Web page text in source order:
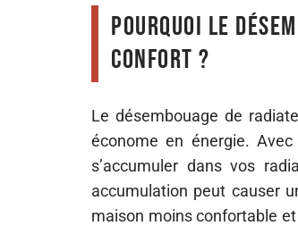
Pourquoi le
confort ?
Le désembouage de
économe en énergie.
s’accumuler dans vos
accumulation peut causer
maison moins confortable